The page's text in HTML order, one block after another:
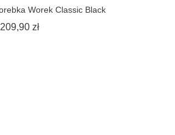
Worek Classic Black
209,90 złCena